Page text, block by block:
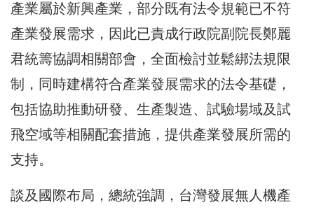
產業屬於新興產業，部分既有法令規範已不符
產業發展需求，因此已責成行政院副院長鄭麗
君統籌協調相關部會，全面檢討並鬆綁法規限
制，同時建構符合產業發展需求的法令基礎，
包括協助推動研發、生產製造、試驗場域及試
飛空域等相關配套措施，提供產業發展所需的
支持。
談及國際布局，總統強調，台灣發展無人機產